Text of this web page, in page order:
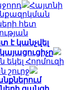
Հայտնի
հետ
է կանչվել
Հորմուզի
շուրջ